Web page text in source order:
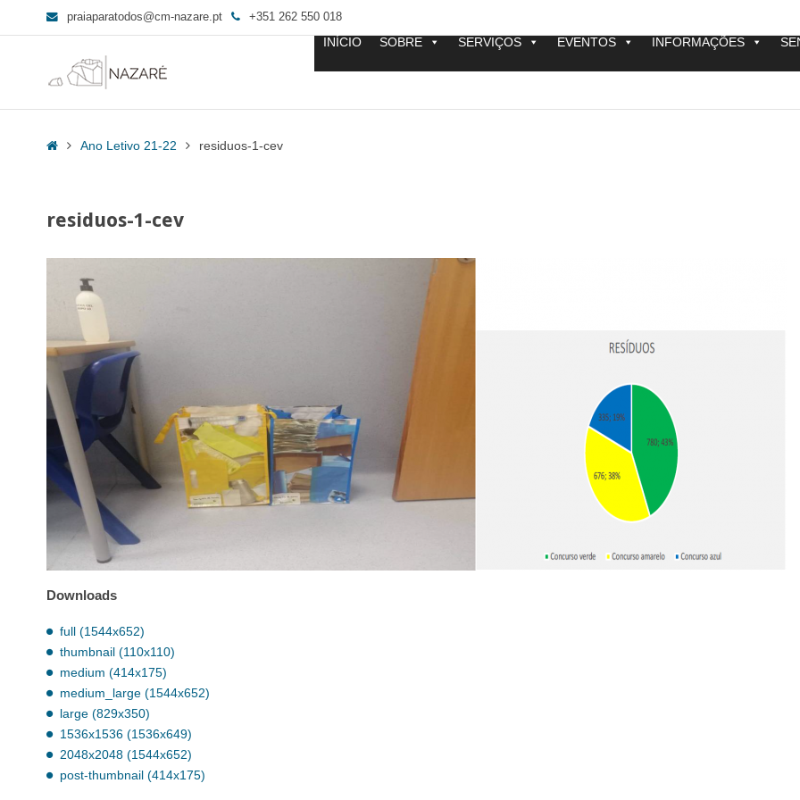
praiaparatodos@cm-nazare.pt +351 262 550 018
INÍCIO SOBRE SERVIÇOS EVENTOS INFORMAÇÕES
HomeAno Letivo 21-22 residuos-1-cev
residuos-1-cev
Downloads
full (1544x652)
thumbnail (110x110)
medium (414x175)
medium_large (1544x652)
large (829x350)
1536x1536 (1536x649)
2048x2048 (1544x652)
post-thumbnail (414x175)